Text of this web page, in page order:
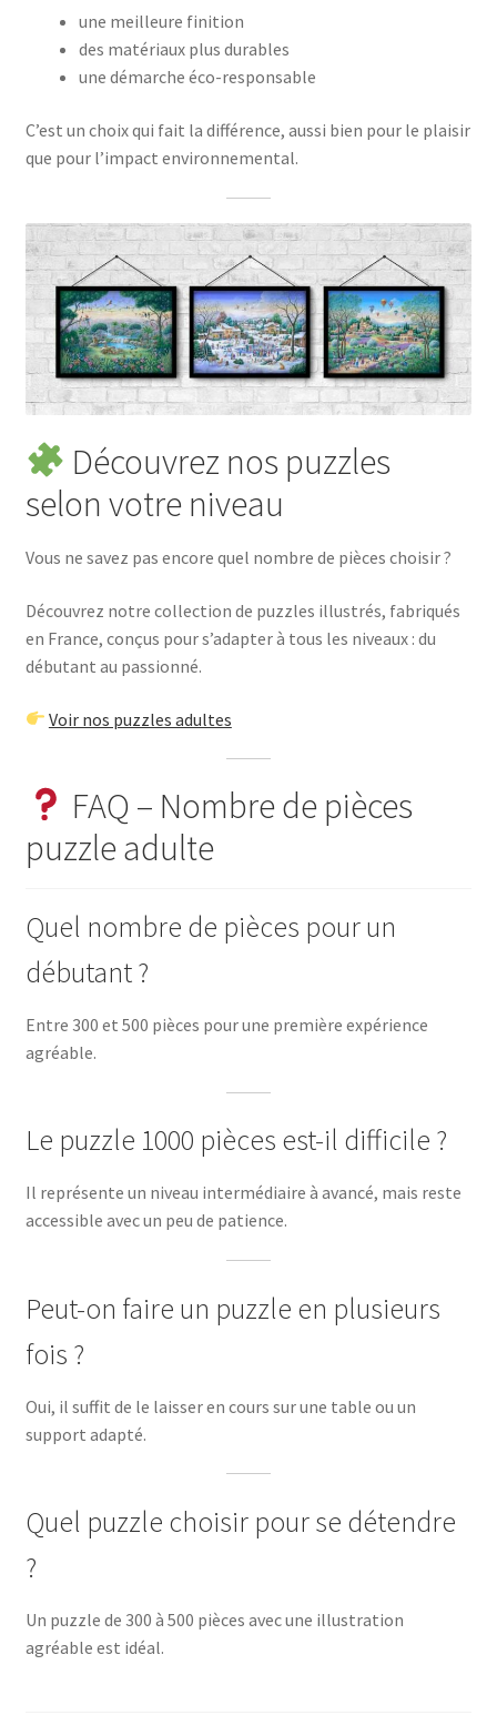
une meilleure finition
des matériaux plus durables
une démarche éco-responsable
C’est un choix qui fait la différence, aussi bien pour le plaisir
que pour l’impact environnemental.
Découvrez nos puzzles
selon votre niveau
Vous ne savez pas encore quel nombre de pièces choisir ?
Découvrez notre collection de puzzles illustrés, fabriqués
en France, conçus pour s’adapter à tous les niveaux : du
débutant au passionné.
Voir nos puzzles adultes
FAQ – Nombre de pièces
puzzle adulte
Quel nombre de pièces pour un
débutant ?
Entre 300 et 500 pièces pour une première expérience
agréable.
Le puzzle 1000 pièces est-il difficile ?
Il représente un niveau intermédiaire à avancé, mais reste
accessible avec un peu de patience.
Peut-on faire un puzzle en plusieurs
fois ?
Oui, il suffit de le laisser en cours sur une table ou un
support adapté.
Quel puzzle choisir pour se détendre
?
Un puzzle de 300 à 500 pièces avec une illustration
agréable est idéal.